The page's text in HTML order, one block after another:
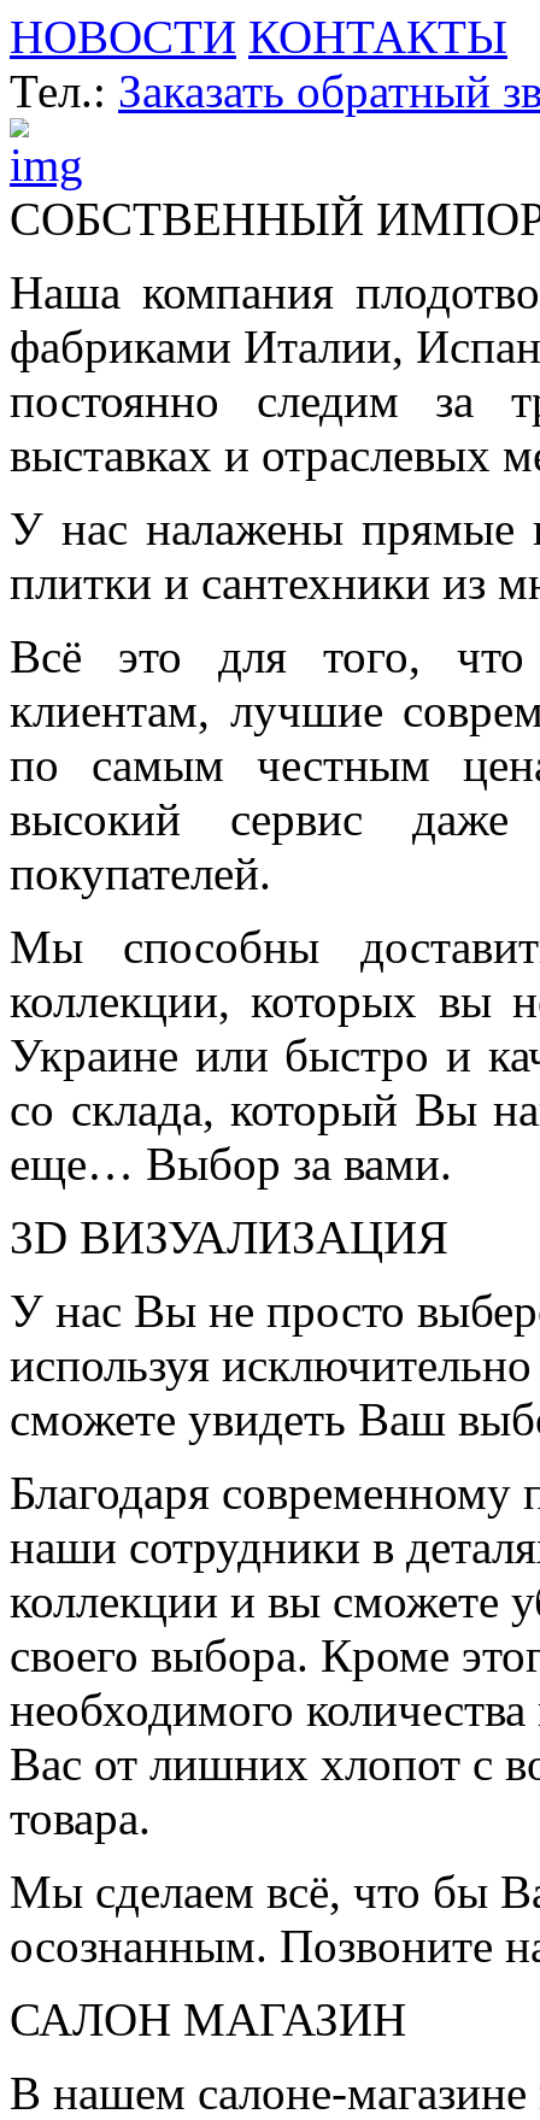
НОВОСТИ КОНТАКТЫ
Тел.: Заказать обратный
СОБСТВЕННЫЙ
Наша компания
фабриками Италии,
постоянно следим за
выставках и отраслевых
У нас налажены прямые
плитки и сантехники из
Всё это для того,
клиентам, лучшие
по самым честным
высокий сервис даже
покупателей.
Мы способны
коллекции, которых вы
Украине или быстро и
со склада, который Вы
еще… Выбор за вами.
3D ВИЗУАЛИЗАЦИЯ
У нас Вы не просто
используя
сможете увидеть Ваш
Благодаря
наши сотрудники в
коллекции и вы сможете
своего выбора. Кроме
необходимого
Вас от лишних хлопот с
товара.
Мы сделаем всё, что бы
осознанным. Позвоните
САЛОН МАГАЗИН
В нашем салоне-